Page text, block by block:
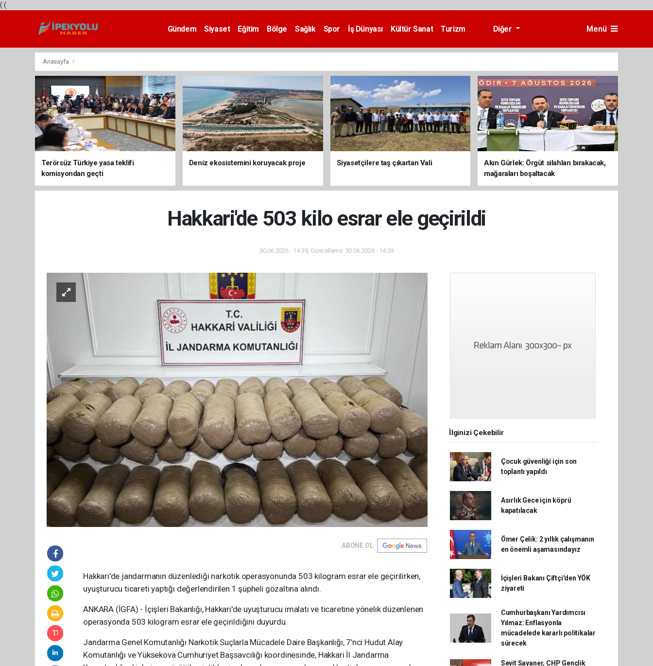
( (
Gündem Siyaset Eğitim Bölge Sağlık Spor İş Dünyası Kültür Sanat
Turizm
Diğer Menü
Anasayfa
Terörsüz Türkiye yasa teklifi
komisyondan geçti
Deniz ekosistemini koruyacak proje Siyasetçilere taş çıkartan Vali
Akın Gürlek: Örgüt silahları bırakacak,
mağaraları boşaltacak
Hakkari'de 503 kilo esrar ele geçirildi
30.06.2026 - 14:39, Güncelleme: 30.06.2026 - 14:39
ABONE OL
Hakkari'de jandarmanın düzenlediği narkotik operasyonunda 503 kilogram esrar ele geçirilirken,
uyuşturucu ticareti yaptığı değerlendirilen 1 şüpheli gözaltına alındı.
ANKARA (İGFA) - İçişleri Bakanlığı, Hakkari'de uyuşturucu imalatı ve ticaretine yönelik düzenlenen
operasyonda 503 kilogram esrar ele geçirildiğini duyurdu.
Jandarma Genel Komutanlığı Narkotik Suçlarla Mücadele Daire Başkanlığı, 7'nci Hudut Alay
Komutanlığı ve Yüksekova Cumhuriyet Başsavcılığı koordinesinde, Hakkari İl Jandarma
İlginizi Çekebilir
Çocuk güvenliği için son
toplantı yapıldı
Asırlık Gece için köprü
kapatılacak
Ömer Çelik: 2 yıllık çalışmanın
en önemli aşamasındayız
İçişleri Bakanı Çiftçi'den YÖK
ziyareti
Cumhurbaşkanı Yardımcısı
Yılmaz: Enflasyonla
mücadelede kararlı politikalar
sürecek
Seyit Sayaner, CHP Gençlik